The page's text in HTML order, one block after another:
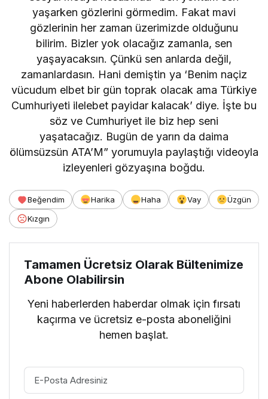
yaşarken gözlerini görmedim. Fakat mavi
gözlerinin her zaman üzerimizde olduğunu
bilirim. Bizler yok olacağız zamanla, sen
yaşayacaksın. Çünkü sen anlarda değil,
zamanlardasın. Hani demiştin ya ‘Benim naçiz
vücudum elbet bir gün toprak olacak ama Türkiye
Cumhuriyeti ilelebet payidar kalacak’ diye. İşte bu
söz ve Cumhuriyet ile biz hep seni
yaşatacağız. Bugün de yarın da daima
ölümsüzsün ATA’M” yorumuyla paylaştığı videoyla
izleyenleri gözyaşına boğdu.
Beğendim Harika Haha Vay
Üzgün
Kızgın
Tamamen Ücretsiz Olarak Bültenimize
Abone Olabilirsin
Yeni haberlerden haberdar olmak için fırsatı
kaçırma ve ücretsiz e-posta aboneliğini
hemen başlat.